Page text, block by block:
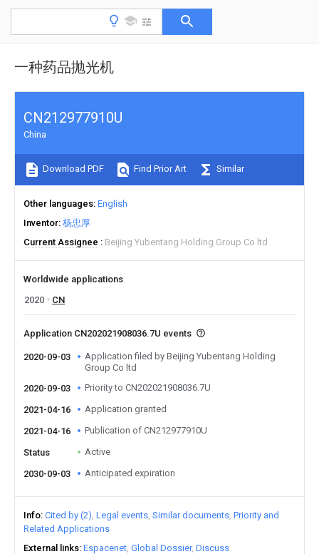
一种药品抛光机
CN212977910U
China
Download PDF Find Prior Art Similar
Other languages English
Inventor 杨忠厚
Current Assignee
Beijing Yubentang Holding Group Co ltd
Worldwide applications
2020
CN
Application CN202021908036.7U events
2020-09-03
Application filed by Beijing Yubentang Holding
Group Co ltd
2020-09-03
Priority to CN202021908036.7U
2021-04-16 Application granted
2021-04-16 Publication of CN212977910U
Status Active
2030-09-03 Anticipated expiration
Info Cited by (2) Legal events Similar documents Priority and
Related Applications
External links Espacenet Global Dossier Discuss